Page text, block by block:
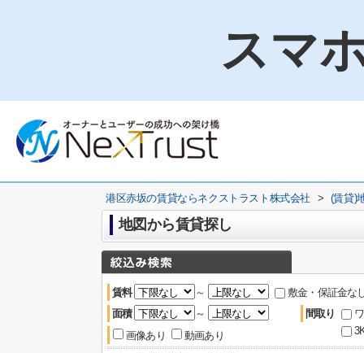
スマ
港区赤坂の賃貸ならネクストラスト株式会社 > (賃貸)
地図から賃貸探し
賃料 ～
敷金・保証金な
面積
～
画像あり
動画あり
間取り